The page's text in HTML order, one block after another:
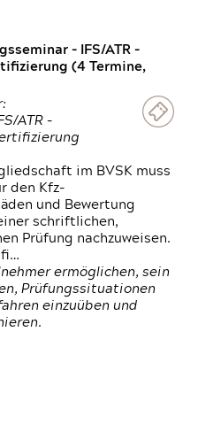
- IFS/ATR -
(4 Termine,
ATR -
im BVSK muss
den Kfz-
und Bewertung
schriftlichen,
Prüfung nachzuweisen.
ermöglichen, sein
Prüfungssituationen
einzuüben und